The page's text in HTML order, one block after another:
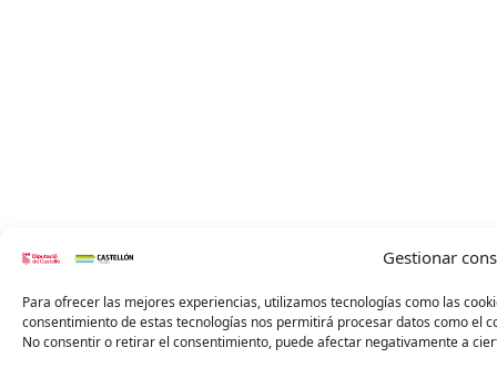
Gestionar
Para ofrecer las mejores experiencias, utilizamos tecnologías como las
consentimiento de estas tecnologías nos permitirá procesar datos como el
No consentir o retirar el consentimiento, puede afectar negativamente a